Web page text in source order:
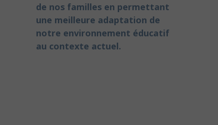
de nos familles en permettant
une meilleure adaptation de
notre environnement éducatif
au contexte actuel.